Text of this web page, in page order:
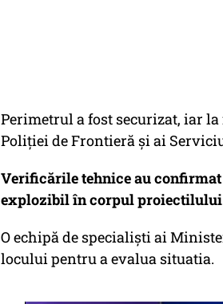
Perimetrul a fost securizat, iar
Poliției de Frontieră și ai
Verificările tehnice au
explozibil în corpul
O echipă de specialiști ai
locului pentru a evalua situatia.